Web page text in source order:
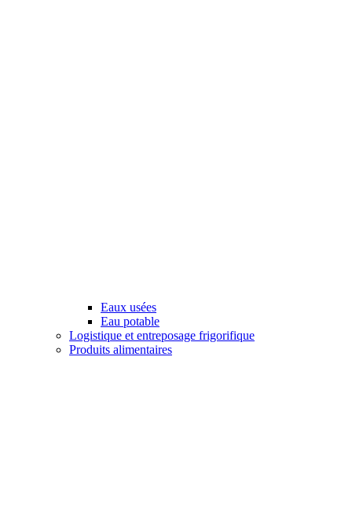
Eaux usées
Eau potable
Logistique et entreposage frigorifique
Produits alimentaires